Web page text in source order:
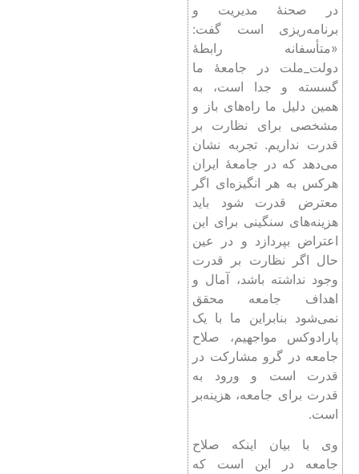
در صحنۀ مدیریت و
برنامه‌ریزی است گفت:
«متأسفانه رابطۀ
دولت_ملت در جامعۀ ما
گسسته و جدا است، به
همین دلیل ما راه‌های باز و
مشخصی برای نظارت بر
قدرت نداریم. تجربه نشان
می‌دهد که در جامعۀ ایران
هرکس به هر انگیزه‌ای اگر
معترض قدرت شود باید
هزینه‌های سنگینی برای این
اعتراض بپردازد و در عین
حال اگر نظارت بر قدرت
وجود نداشته باشد، آمال و
اهداف جامعه محقق
نمی‌شود بنابراین ما با یک
پارادوکس مواجهیم، صلاح
جامعه در گرو مشارکت در
قدرت است و ورود به
قدرت برای جامعه، هزینه‌بر
است.
وی با بیان اینکه صلاح
جامعه در این است که